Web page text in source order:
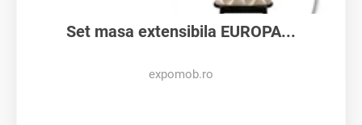
Set masa extensibila EUROPA...
expomob.ro